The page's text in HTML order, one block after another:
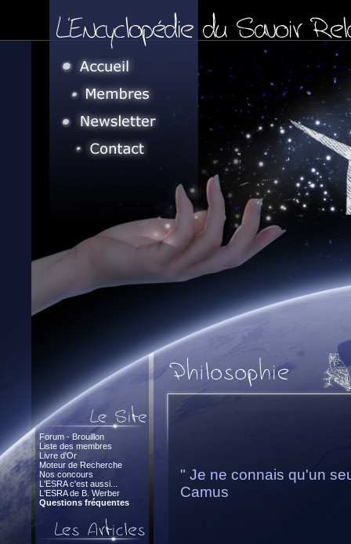
Forum - Brouillon
Liste des membres
Livre d'Or
Moteur de Recherche
Nos concours
L'ESRA c'est aussi...
L'ESRA de B. Werber
Questions fréquentes
" Je ne connais qu'un
Camus